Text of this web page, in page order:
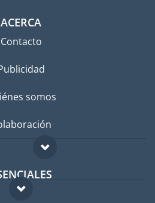
ACERCA
Contacto
somos
expatriados